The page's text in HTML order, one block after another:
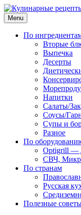
Skip
to
content
Кулинарные рецепты
для домашнего
Menu
По
Вторые
Выпечка
Десерты
Напитки
Салаты/
Соусы/
Супы и
Разное
По
Optigrill —
СВЧ,
По странам
Русская
Полезные